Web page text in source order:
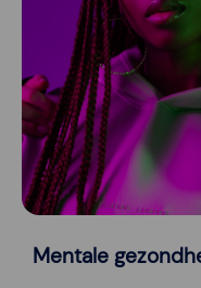
Mentale